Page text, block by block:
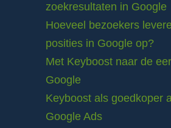
zoekresultaten in Google
Hoeveel bezoekers
posities in Google op?
Met Keyboost naar de
Google
Keyboost als goedkoper
Google Ads